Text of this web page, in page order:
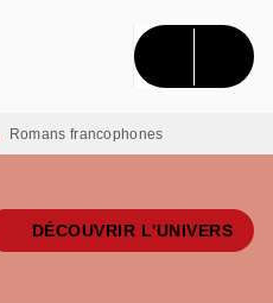
CONTENU
Romans francophones
DÉCOUVRIR L'UNIVERS